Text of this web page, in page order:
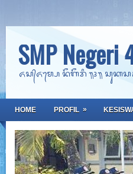
SMP Negeri
ᬏᬲ᭄ᬏᬫ᭄ᬧᬾ ᬦᭂᬕᭂᬭᬶ ᭟᭔᭟
HOME PROFIL »